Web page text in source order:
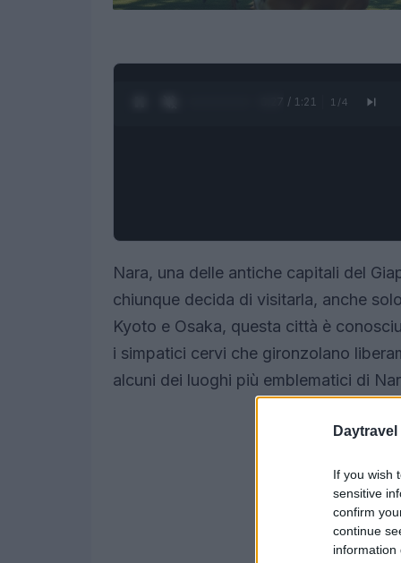
Daytravel
If you wish
sensitive
confirm
continue
information
0:28 / 1:21 1 /4
Nara, una delle antiche capitali del
chiunque decida di visitarla, anche
Kyoto e Osaka, questa città è
i simpatici cervi che gironzolano
alcuni dei luoghi più emblematici di